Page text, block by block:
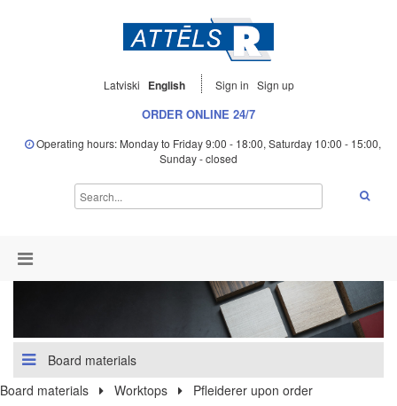
Latviski English Sign in Sign up
ORDER ONLINE 24/7
Operating hours: Monday to Friday 9:00 - 18:00, Saturday 10:00 - 15:00,
Sunday - closed
Board materials
Board materials
Worktops Pfleiderer upon order